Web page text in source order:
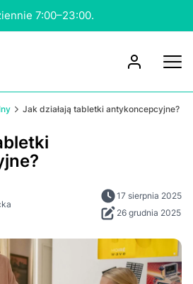
nawet w 15 minut.
Jak działają tabletki antykoncepcyjne?
17 sierpnia 2025
26 grudnia 2025